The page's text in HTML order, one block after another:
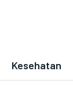
Kesehatan